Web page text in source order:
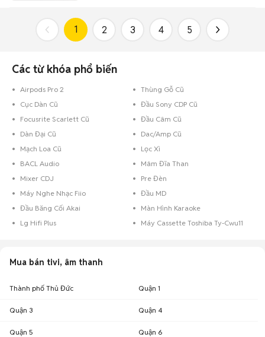
1 2 3 4 5
Các từ khóa phổ biến
Airpods Pro 2
Thùng Gỗ Cũ
Cục Dàn Cũ
Đầu Sony CDP Cũ
Focusrite Scarlett Cũ
Đầu Câm Cũ
Dàn Đại Cũ
Dac/Amp Cũ
Mạch Loa Cũ
Lọc Xì
BACL Audio
Mâm Đĩa Than
Mixer CDJ
Pre Đèn
Máy Nghe Nhạc Fiio
Đầu MD
Đầu Băng Cối Akai
Màn Hình Karaoke
Lg Hifi Plus
Máy Cassette Toshiba Ty-Cwu11
Mua bán tivi, âm thanh
Thành phố Thủ Đức Quận 1
Quận 3 Quận 4
Quận 5 Quận 6